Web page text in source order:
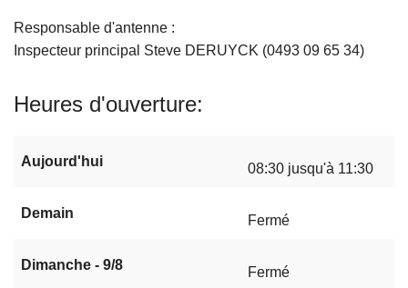
Responsable d'antenne :
Inspecteur principal Steve DERUYCK (0493 09 65 34)
Heures d'ouverture
Aujourd'hui 08:30 jusqu'à 11:30
Demain Fermé
Dimanche - 9/8 Fermé